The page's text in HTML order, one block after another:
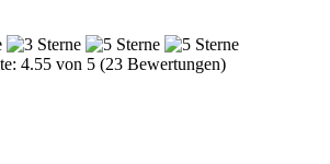
4.55 von 5 (23 Bewertungen)